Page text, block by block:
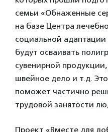
семьи «Обнаженные
на базе Центра
социальной
будут осваивать
сувенирной
швейное дело и т.д.
поможет частично
трудовой занятости
Проект «Вместе для